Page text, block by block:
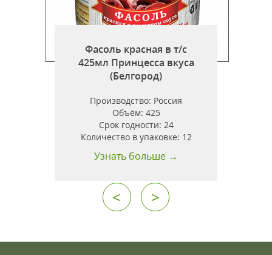
Фасоль красная в т/с
425мл Принцесса вкуса
(Белгород)
Производство: Россия
Объём: 425
Срок годности: 24
Количество в упаковке: 12
Узнать больше →
< >